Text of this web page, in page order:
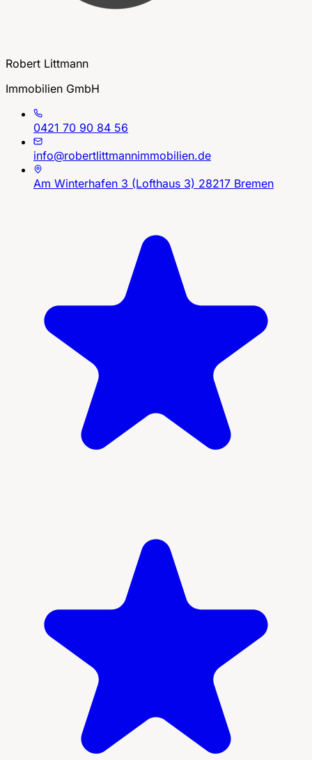
Robert Littmann
Immobilien GmbH
0421 70 90 84 56
info@robertlittmannimmobilien.de
Am Winterhafen 3 (Lofthaus 3) 28217 Bremen